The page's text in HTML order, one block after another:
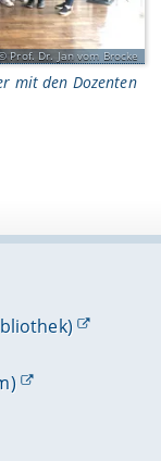
Prof. Dr. Jan vom Brocke
mit den Dozenten